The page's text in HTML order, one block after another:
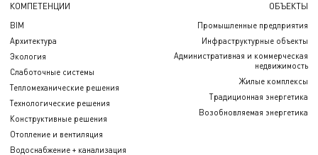
КОМПЕТЕНЦИИ
BIM
Архитектура
Экология
Слаботочные системы
Тепломеханические решения
Технологические решения
Конструктивные решения
Отопление и вентиляция
Водоснабжение + канализация
ОБЪЕКТЫ
Промышленные предприятия
Инфраструктурные объекты
Административная и коммерческая
недвижимость
Жилые комплексы
Традиционная энергетика
Возобновляемая энергетика